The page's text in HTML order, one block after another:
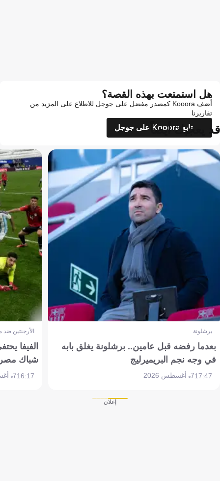
هل استمتعت بهذه القصة؟
أضف Kooora كمصدر مفضل على جوجل للاطلاع على المزيد من
تقاريرنا
تابع Kooora على جوجل
قد يعجبك أيضاً
برشلونة
بعدما رفضه قبل عامين.. برشلونة يغلق بابه
في وجه نجم البريميرليج
17:477 أغسطس 2026
الأرجنتين
الفيفا
شباك
16:177 أغسطس 2026
إعلان